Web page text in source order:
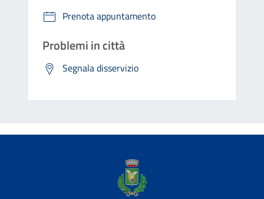
Prenota appuntamento
Problemi in città
Segnala disservizio